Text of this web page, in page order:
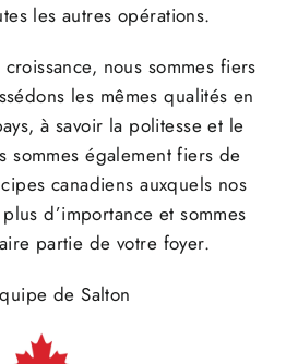
les autres opérations.
nous sommes fiers
les mêmes qualités en
à savoir la politesse et le
sommes également fiers de
canadiens auxquels nos
d’importance et sommes
partie de votre foyer.
de Salton